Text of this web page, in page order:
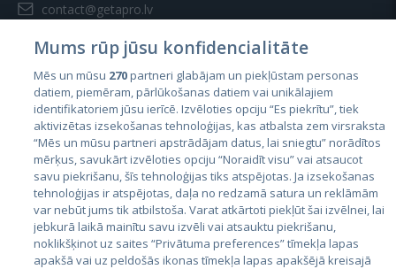
contact@getapro.lv
Страны
Эстония
Латвия
Литва
Mums rūp jūsu konfidencialitāte
Mēs un mūsu 270partneri glabājam un piekļūstam personas
datiem, piemēram, pārlūkošanas datiem vai unikālajiem
identifikatoriem jūsu ierīcē. Izvēloties opciju “Es piekrītu”, tiek
aktivizētas izsekošanas tehnoloģijas, kas atbalsta zem virsraksta
“Mēs un mūsu partneri apstrādājam datus, lai sniegtu” norādītos
mērķus, savukārt izvēloties opciju “Noraidīt visu” vai atsaucot
savu piekrišanu, šīs tehnoloģijas tiks atspējotas. Ja izsekošanas
tehnoloģijas ir atspējotas, daļa no redzamā satura un reklāmām
var nebūt jums tik atbilstoša. Varat atkārtoti piekļūt šai izvēlnei, lai
jebkurā laikā mainītu savu izvēli vai atsauktu piekrišanu,
noklikšķinot uz saites “Privātuma preferences” tīmekļa lapas
apakšā vai uz peldošās ikonas tīmekļa lapas apakšējā kreisajā